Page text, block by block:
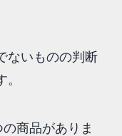
ないものの判断
商品がありま